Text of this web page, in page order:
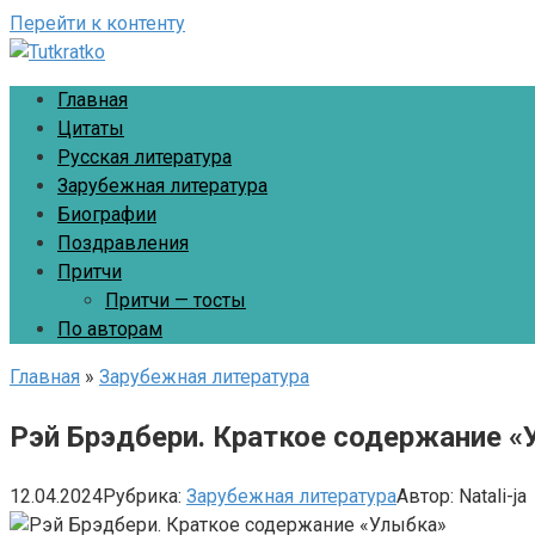
Перейти к контенту
Главная
Цитаты
Русская литература
Зарубежная литература
Биографии
Поздравления
Притчи
Притчи — тосты
По авторам
Главная » Зарубежная литература
Рэй Брэдбери. Краткое содержание
12.04.2024Рубрика: Зарубежная литератураАвтор: Natali-ja